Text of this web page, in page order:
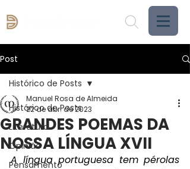
Post
Histórico de Posts
Literatura
Opinião
Pensamento
Histórico de Posts
GRANDES POEMAS DA
NOSSA LÍNGUA XVII
Manuel Rosa de Almeida
22 de abr. de 2023
A língua portuguesa tem pérolas